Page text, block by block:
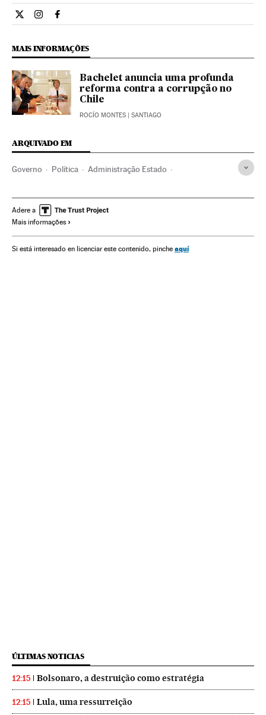
Internacional El País Brasil en Twitter
Internacional El País Brasil en Instagram
Internacional El País Brasil en Facebook
MAIS INFORMAÇÕES
Bachelet anuncia uma profunda
reforma contra a corrupção no
Chile
ROCÍO MONTES | SANTIAGO
ARQUIVADO EM
Governo Política Administração Estado
Crises políticas Demissões políticas
América do Sul
Conflitos políticos América
Adere a
Mais informações
Si está interesado en licenciar este contenido, pinche aquí
ÚLTIMAS NOTICIAS
12:15 Bolsonaro, a destruição como estratégia
12:15 Lula, uma ressurreição